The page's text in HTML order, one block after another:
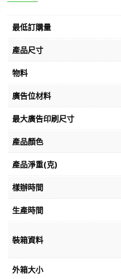
最低訂購量
產品尺寸
物料
廣告位材料
最大廣告印刷尺寸
產品顏色
產品淨重(克)
樣辦時間
生產時間
裝箱資料
外箱大小